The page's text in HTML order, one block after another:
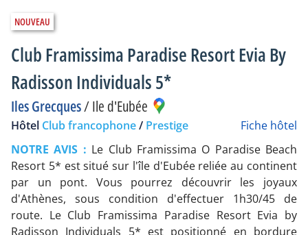
Club Framissima Paradise Resort Evia By
Radisson Individuals 5*
Iles Grecques/Ile d'Eubée
Hôtel Club francophone/ Prestige
Fiche hôtel
NOTRE AVIS : Le Club Framissima O Paradise Beach
Resort 5* est situé sur l'île d'Eubée reliée au continent
par un pont. Vous pourrez découvrir les joyaux
d'Athènes, sous condition d'effectuer 1h30/45 de
route. Le Club Framissima Paradise Resort Evia by
Radisson Individuals 5* est positionné en bordure